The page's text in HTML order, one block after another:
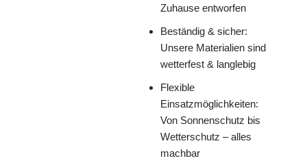
Zuhause entworfen
Beständig & sicher:
Unsere Materialien sind
wetterfest & langlebig
Flexible
Einsatzmöglichkeiten:
Von Sonnenschutz bis
Wetterschutz – alles
machbar